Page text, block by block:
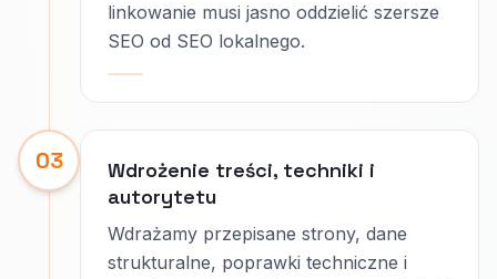
linkowanie musi jasno oddzielić szersze
SEO od SEO lokalnego.
03
Wdrożenie treści, techniki i
autorytetu
Wdrażamy przepisane strony, dane
strukturalne, poprawki techniczne i